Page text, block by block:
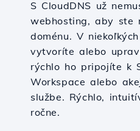
S CloudDNS už
webhosting, aby ste
doménu. V
vytvoríte alebo
rýchlo ho pripojíte k
Workspace alebo
službe. Rýchlo,
ročne.